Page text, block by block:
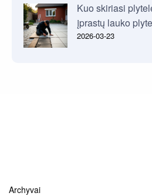
Kuo skiriasi
įprastų lauko
2026-03-23
Archyvai